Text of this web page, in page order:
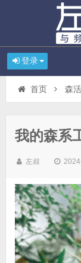
登录
首页 森活
我的森系
左叔